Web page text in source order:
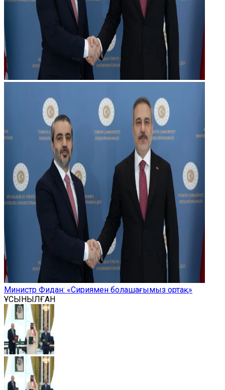
Министр Фидан: «Сириямен болашағымыз ортақ»
ҰСЫНЫЛҒАН